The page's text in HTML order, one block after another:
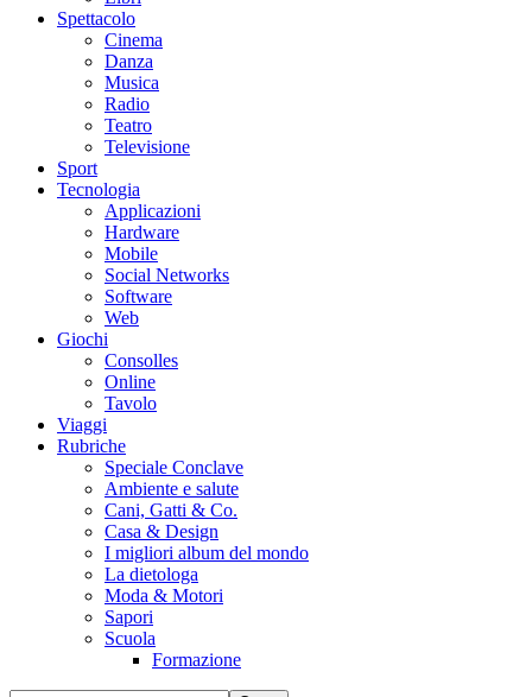
Spettacolo
Cinema
Danza
Musica
Radio
Teatro
Televisione
Sport
Tecnologia
Applicazioni
Hardware
Mobile
Social Networks
Software
Web
Giochi
Consolles
Online
Tavolo
Viaggi
Rubriche
Speciale Conclave
Ambiente e salute
Cani, Gatti & Co.
Casa & Design
I migliori album del mondo
La dietologa
Moda & Motori
Sapori
Scuola
Formazione